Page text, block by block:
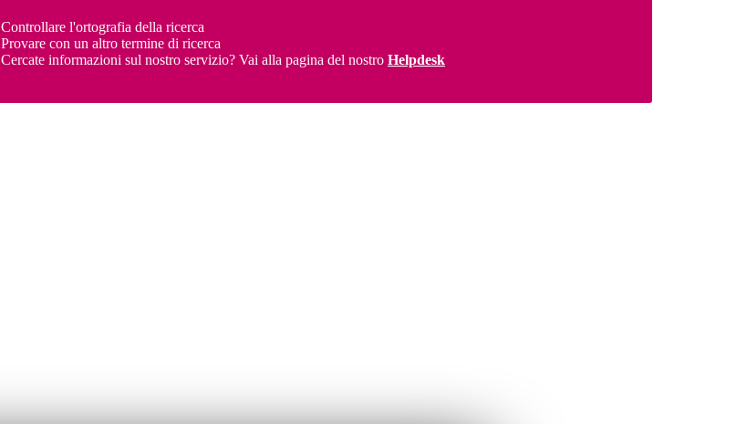
Controllare l'ortografia della ricerca
Provare con un altro termine di ricerca
Cercate informazioni sul nostro servizio? Vai alla pagina del nostro Helpdesk